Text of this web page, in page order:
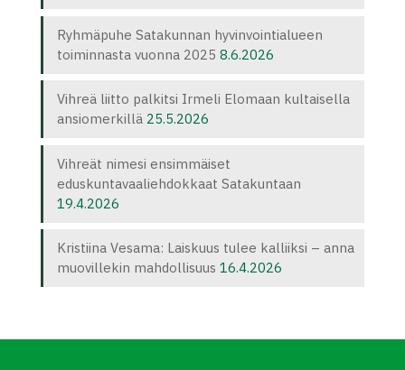
Ryhmäpuhe Satakunnan hyvinvointialueen
toiminnasta vuonna 2025 8.6.2026
Vihreä liitto palkitsi Irmeli Elomaan kultaisella
ansiomerkillä 25.5.2026
Vihreät nimesi ensimmäiset
eduskuntavaaliehdokkaat Satakuntaan
19.4.2026
Kristiina Vesama: Laiskuus tulee kalliiksi – anna
muovillekin mahdollisuus 16.4.2026